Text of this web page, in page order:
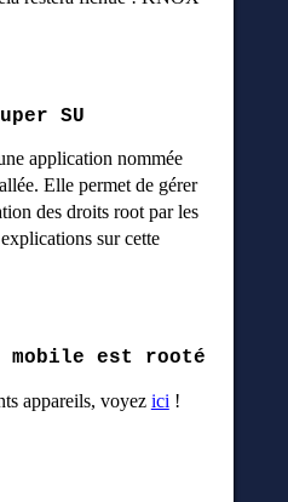
SU
application nommée
Elle permet de gérer
des droits root par les
sur cette
est rooté
appareils, voyez ici !